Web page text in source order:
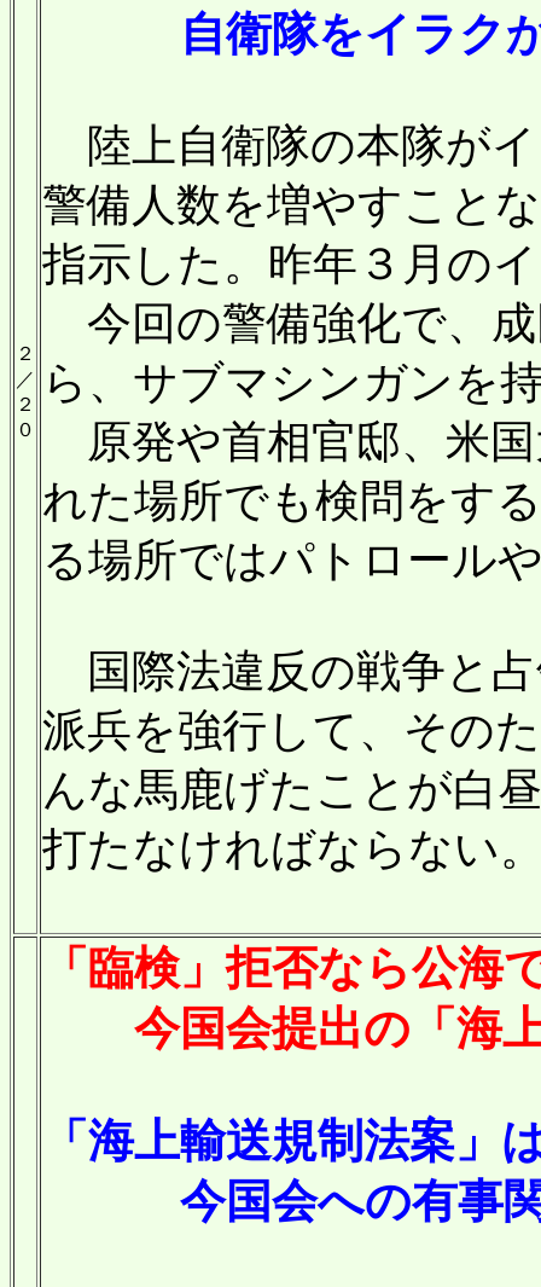
２
／
２
０
自衛隊をイラクか
陸上自衛隊の本隊が
警備人数を増やすこと
指示した。昨年３月の
今回の警備強化で、
ら、サブマシンガンを
原発や首相官邸、米
れた場所でも検問をす
る場所ではパトロール
国際法違反の戦争と
派兵を強行して、その
んな馬鹿げたことが白
打たなければならない
「臨検」拒否なら公海
今国会提出の「海上
「 海上輸送規制法案」
今国会への有事関